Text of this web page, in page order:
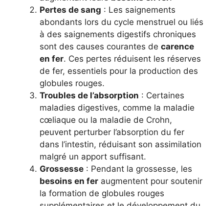
Pertes de sang : Les saignements
abondants lors du cycle menstruel ou liés
à des saignements digestifs chroniques
sont des causes courantes de carence
en fer. Ces pertes réduisent les réserves
de fer, essentiels pour la production des
globules rouges.
Troubles de l’absorption : Certaines
maladies digestives, comme la maladie
cœliaque ou la maladie de Crohn,
peuvent perturber l’absorption du fer
dans l’intestin, réduisant son assimilation
malgré un apport suffisant.
Grossesse : Pendant la grossesse, les
besoins en fer augmentent pour soutenir
la formation de globules rouges